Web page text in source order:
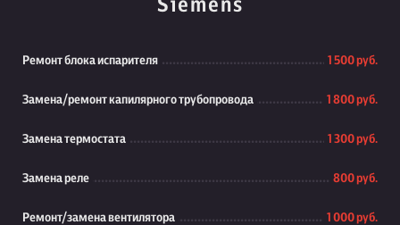
Siemens
Ремонт блока испарителя 1 500 руб.
Замена/ремонт капилярного трубопровода 1 800 руб.
Замена термостата 1 300 руб.
Замена реле 800 руб.
Ремонт/замена вентилятора 1 000 руб.